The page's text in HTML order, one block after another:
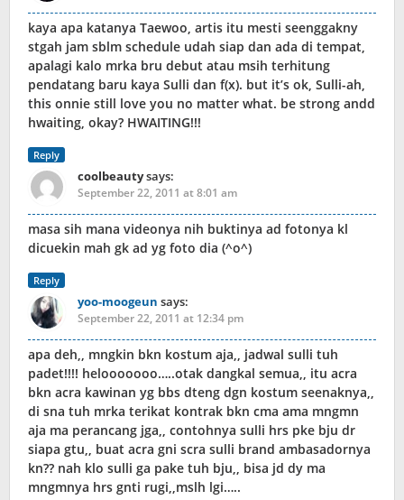
kaya apa katanya Taewoo, artis itu mesti seenggakny
stgah jam sblm schedule udah siap dan ada di tempat,
apalagi kalo mrka bru debut atau msih terhitung
pendatang baru kaya Sulli dan f(x). but it’s ok, Sulli-ah,
this onnie still love you no matter what. be strong andd
hwaiting, okay? HWAITING!!!
Reply
coolbeautysays:
September 22, 2011 at 8:01 am
masa sih mana videonya nih buktinya ad fotonya kl
dicuekin mah gk ad yg foto dia (^o^)
Reply
yoo-moogeun says:
September 22, 2011 at 12:34 pm
apa deh,, mngkin bkn kostum aja,, jadwal sulli tuh
padet!!!! helooooooo…..otak dangkal semua,, itu acra
bkn acra kawinan yg bbs dteng dgn kostum seenaknya,,
di sna tuh mrka terikat kontrak bkn cma ama mngmn
aja ma perancang jga,, contohnya sulli hrs pke bju dr
siapa gtu,, buat acra gni scra sulli brand ambasadornya
kn?? nah klo sulli ga pake tuh bju,, bisa jd dy ma
mngmnya hrs gnti rugi,,mslh lgi…..